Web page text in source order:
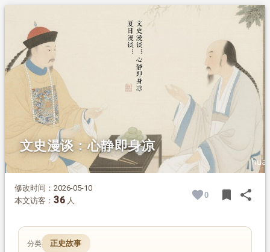
正文
2.1.第一则：修身当慎于平日
2.2.第二则：心静自然身凉
2.2.1.
文史漫谈：心静即身凉
修改时间：2026-05-10
本文访客： 36 人
0 bookmark share
分类 正史故事